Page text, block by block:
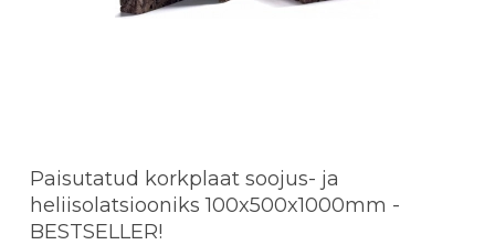
Paisutatud korkplaat soojus- ja
heliisolatsiooniks 100x500x1000mm -
BESTSELLER!